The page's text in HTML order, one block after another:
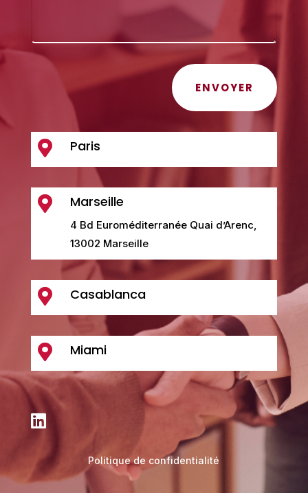
ENVOYER
 Paris
 Marseille
4 Bd Euroméditerranée Quai d’Arenc,
13002 Marseille
 Casablanca
 Miami

Politique de confidentialité